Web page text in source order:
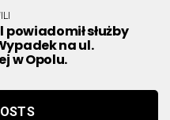
powiadomił służby
na ul.
w Opolu.